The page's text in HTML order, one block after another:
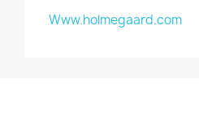
Www.holmegaard.com